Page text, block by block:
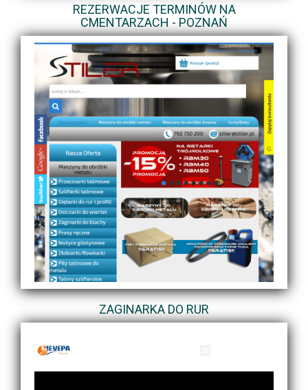
REZERWACJE TERMINÓW NA
CMENTARZACH - POZNAŃ
ZAGINARKA DO RUR